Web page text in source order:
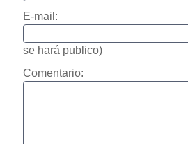
E-mail:
se hará publico)
Comentario: